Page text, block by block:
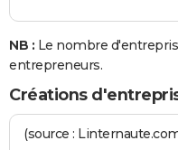
NB : Le nombre
entrepreneurs.
Créations
(source :